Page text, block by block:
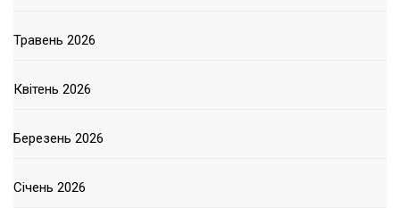
Травень 2026
Квітень 2026
Березень 2026
Січень 2026